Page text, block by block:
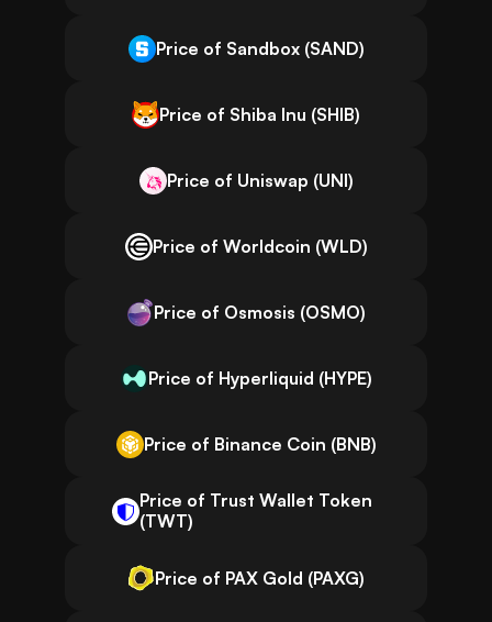
Price of Sandbox (SAND)
Price of Shiba Inu (SHIB)
Price of Uniswap (UNI)
Price of Worldcoin (WLD)
Price of Osmosis (OSMO)
Price of Hyperliquid (HYPE)
Price of Binance Coin (BNB)
Price of Trust Wallet Token
(TWT)
Price of PAX Gold (PAXG)